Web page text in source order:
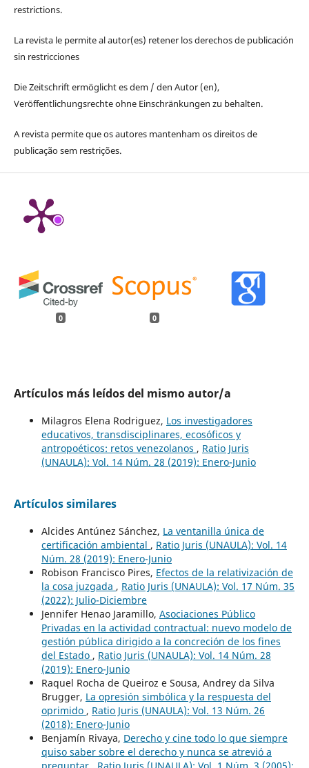
restrictions.
La revista le permite al autor(es) retener los derechos de publicación
sin restricciones
Die Zeitschrift ermöglicht es dem / den Autor (en),
Veröffentlichungsrechte ohne Einschränkungen zu behalten.
A revista permite que os autores mantenham os direitos de
publicação sem restrições.
0 0
Artículos más leídos del mismo autor/a
Milagros Elena Rodriguez, Los investigadores
educativos, transdisciplinares, ecosóficos y
antropoéticos: retos venezolanos , Ratio Juris
(UNAULA): Vol. 14 Núm. 28 (2019): Enero-Junio
Artículos similares
Alcides Antúnez Sánchez, La ventanilla única de
certificación ambiental , Ratio Juris (UNAULA): Vol. 14
Núm. 28 (2019): Enero-Junio
Robison Francisco Pires, Efectos de la relativización de
la cosa juzgada , Ratio Juris (UNAULA): Vol. 17 Núm. 35
(2022): Julio-Diciembre
Jennifer Henao Jaramillo, Asociaciones Público
Privadas en la actividad contractual: nuevo modelo de
gestión pública dirigido a la concreción de los fines
del Estado , Ratio Juris (UNAULA): Vol. 14 Núm. 28
(2019): Enero-Junio
Raquel Rocha de Queiroz e Sousa, Andrey da Silva
Brugger, La opresión simbólica y la respuesta del
oprimido , Ratio Juris (UNAULA): Vol. 13 Núm. 26
(2018): Enero-Junio
Benjamín Rivaya, Derecho y cine todo lo que siempre
quiso saber sobre el derecho y nunca se atrevió a
preguntar
Ratio Juris (UNAULA): Vol. 1 Núm. 3 (2005):